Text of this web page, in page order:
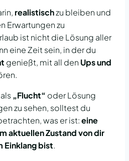
realistischzu bleiben und
Erwartungen zu
ist nicht die Lösung aller
eine Zeit sein, in der du
genießt, mit all den Ups und
„Flucht“ oder Lösung
zu sehen, solltest du
was er ist:eine
aktuellen Zustand von dir
Einklang bist.